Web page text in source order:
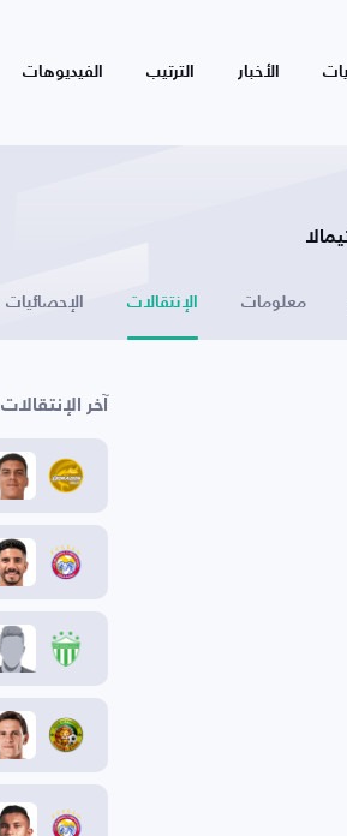
الأخبار الترتيب الفيديوهات
معلومات الإنتقالات الإحصائيات
آخر الإنتقالات